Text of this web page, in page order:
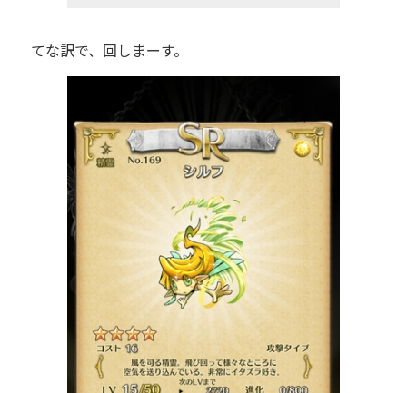
てな訳で、回しまーす。